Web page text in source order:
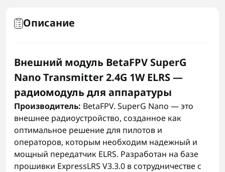
Описание
Внешний модуль BetaFPV SuperG
Nano Transmitter 2.4G 1W ELRS —
радиомодуль для аппаратуры
Производитель: BetaFPV. SuperG Nano — это
внешнее радиоустройство, созданное как
оптимальное решение для пилотов и
операторов, которым необходим надежный и
мощный передатчик ELRS. Разработан на базе
прошивки ExpressLRS V3.3.0 в сотрудничестве с